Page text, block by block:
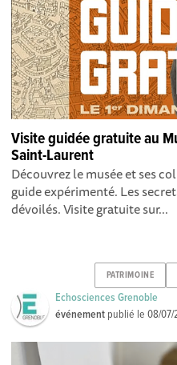
Visite guidée gratuite au
Saint-Laurent
Découvrez le musée et ses
guide expérimenté. Les
dévoilés. Visite gratuite sur...
PATRIMOINE
Echosciences Grenoble
événement publié le08/